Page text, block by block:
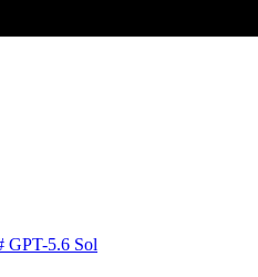
GPT-5.6 Sol